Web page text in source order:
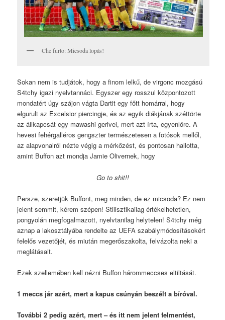
Che furto: Micsoda lopás!
Sokan nem is tudjátok, hogy a finom lelkű, de virgonc mozgású
S4tchy igazi nyelvtannáci. Egyszer egy rosszul központozott
mondatért úgy szájon vágta Dartit egy főtt homárral, hogy
elgurult az Excelsior piercingje, és az egyik diákjának széttörte
az állkapcsát egy mawashi gerivel, mert azt írta, egyenlőre. A
hevesi fehérgalléros gengszter természetesen a fotósok mellől,
az alapvonalról nézte végig a mérkőzést, és pontosan hallotta,
amint Buffon azt mondja Jamie Olivernek, hogy
Go to shit!!
Persze, szeretjük Buffont, meg minden, de ez micsoda? Ez nem
jelent semmit, kérem szépen! Stilisztikailag értékelhetetlen,
pongyolán megfogalmazott, nyelvtanilag helytelen! S4tchy még
aznap a lakosztályába rendelte az UEFA szabálymódosításokért
felelős vezetőjét, és miután megerőszakolta, felvázolta neki a
meglátásait.
Ezek szellemében kell nézni Buffon hárommeccses eltiltását.
1 meccs jár azért, mert a kapus csúnyán beszélt a bíróval.
További 2 pedig azért, mert – és itt nem jelent felmentést,